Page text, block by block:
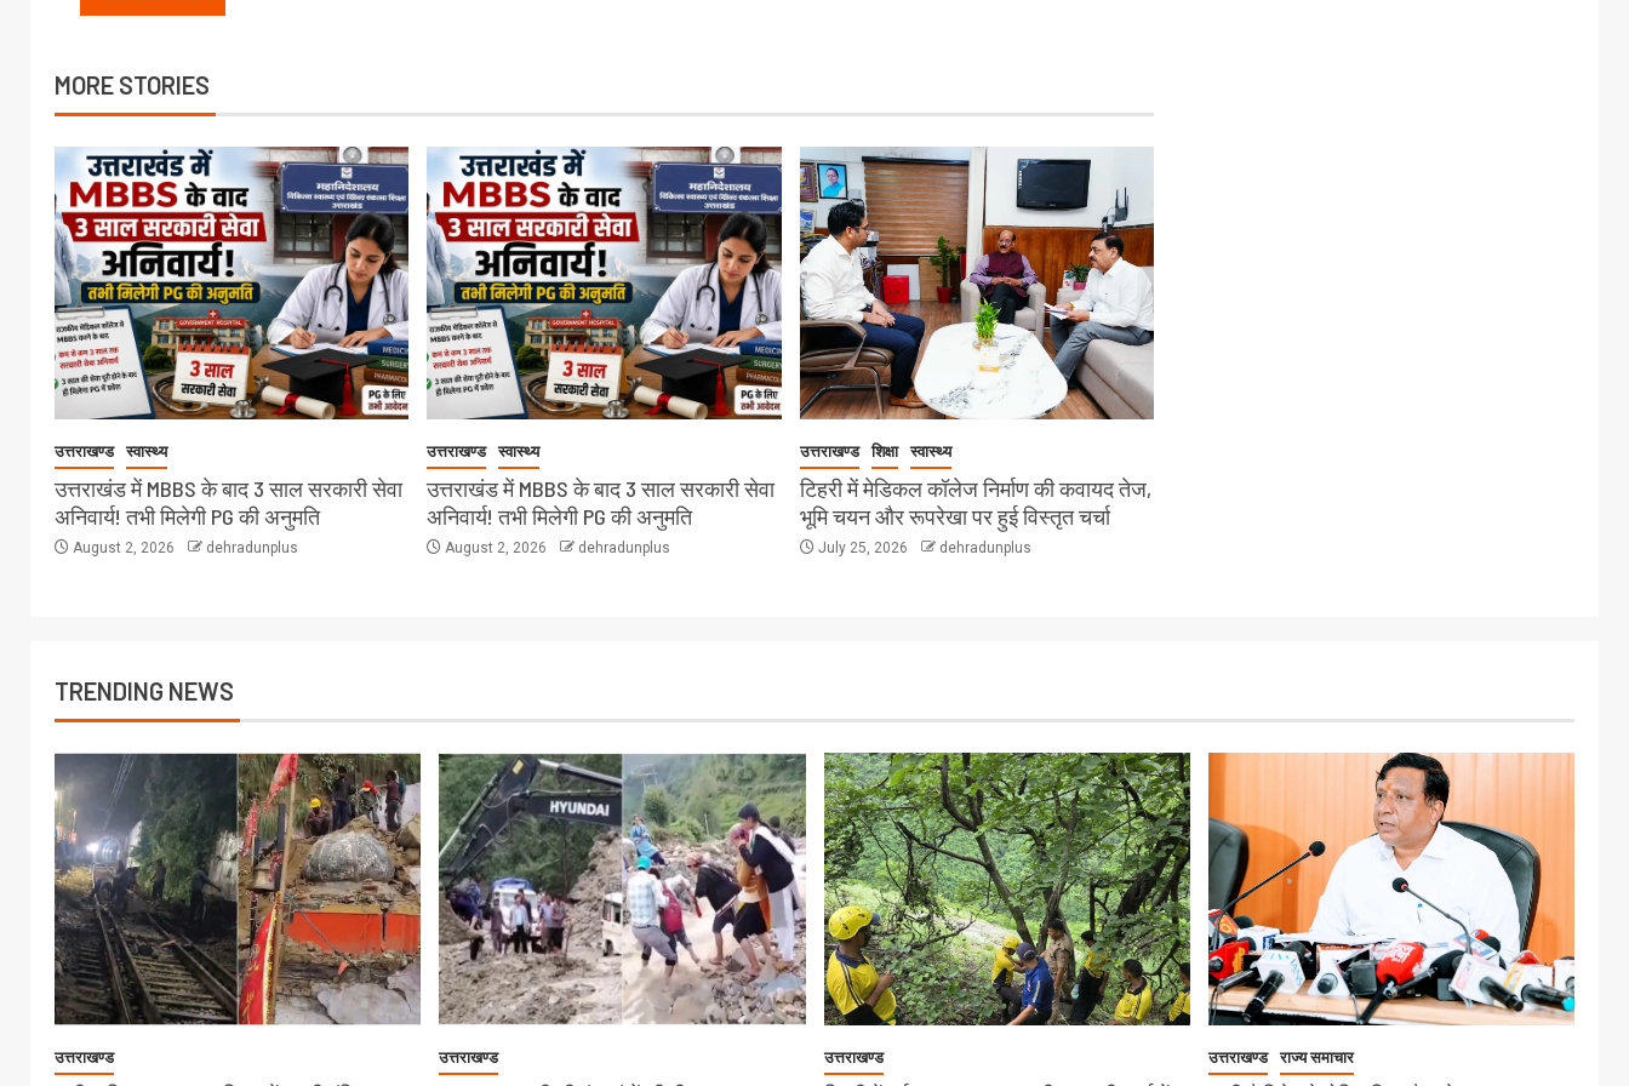
MORE STORIES
उत्तराखण्ड स्वास्थ्य
उत्तराखंड में MBBS के बाद 3 साल सरकारी सेवा
अनिवार्य! तभी मिलेगी PG की अनुमति
August 2, 2026 dehradunplus
उत्तराखण्ड स्वास्थ्य
उत्तराखंड में MBBS के बाद 3 साल सरकारी सेवा
अनिवार्य! तभी मिलेगी PG की अनुमति
August 2, 2026 dehradunplus
उत्तराखण्ड शिक्षा स्वास्थ्य
टिहरी में मेडिकल कॉलेज निर्माण की कवायद तेज,
भूमि चयन और रूपरेखा पर हुई विस्तृत चर्चा
July 25, 2026 dehradunplus
TRENDING NEWS
उत्तराखण्ड उत्तराखण्ड उत्तराखण्ड उत्तराखण्ड राज्य समाचार